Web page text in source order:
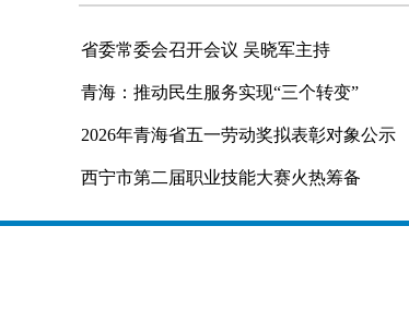
省委常委会召开会议 吴晓军主持
青海：推动民生服务实现“三个转变”
2026年青海省五一劳动奖拟表彰对象公示
西宁市第二届职业技能大赛火热筹备